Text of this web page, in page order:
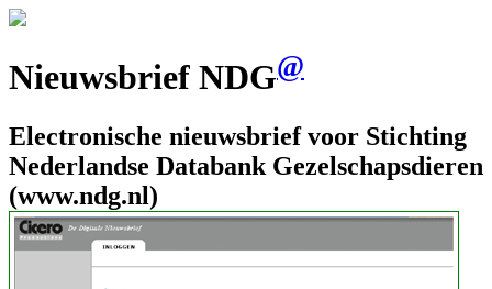
Nieuwsbrief NDG@
Electronische nieuwsbrief voor Stichting
Nederlandse Databank Gezelschapsdieren
(www.ndg.nl)